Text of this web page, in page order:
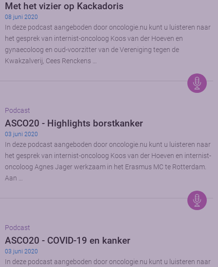
Met het vizier op Kackadoris
08 juni 2020
In deze podcast aangeboden door oncologie.nu kunt u luisteren naar
het gesprek van internist-oncoloog Koos van der Hoeven en
gynaecoloog en oud-voorzitter van de Vereniging tegen de
Kwakzalverij, Cees Renckens …
Podcast
ASCO20 - Highlights borstkanker
03 juni 2020
In deze podcast aangeboden door oncologie.nu kunt u luisteren naar
het gesprek van internist-oncoloog Koos van der Hoeven en internist-
oncoloog Agnes Jager werkzaam in het Erasmus MC te Rotterdam.
Aan …
Podcast
ASCO20 - COVID-19 en kanker
03 juni 2020
In deze podcast aangeboden door oncologie.nu kunt u luisteren naar